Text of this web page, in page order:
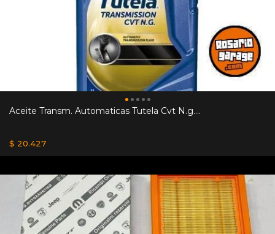
Aceite Transm. Automaticas Tutela Cvt N.g....
$ 20.427